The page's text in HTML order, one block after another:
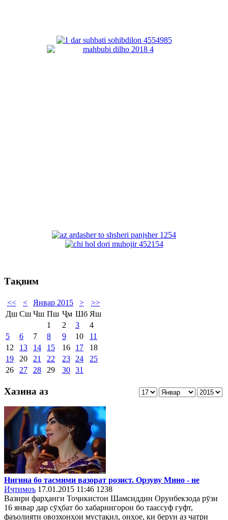
Тақвим
<< < Январ 2015 >
>>
Дш Сш Чш Пш Ҷм Шб Яш
1
2 3
4
5
6 7 8 9 10
11
12
13 14 15 16 17
18
19
20 21 22 23 24
25
26
27 28 29 30 31
Хазина аз
Нигина бо тасмими вазорат розист. Орзуву Мино - не
Иҷтимоъ 17.01.2015 11:46 1238
Вазири фарҳанги Тоҷикистон Шамсиддин Орунбекзода рӯзи
16 январ дар сӯҳбат бо хабарнигорон бо таассуф гуфт,
фаъолияти овозхонҳои мустақил, онҳое, ки берун аз чатри